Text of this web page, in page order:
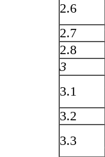
2.6
2.7
2.8
3
3.1
3.2
3.3